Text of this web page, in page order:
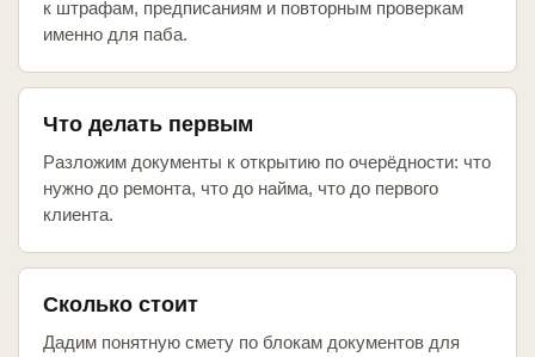
к штрафам, предписаниям и повторным проверкам
именно для паба.
Что делать первым
Разложим документы к открытию по очерёдности: что
нужно до ремонта, что до найма, что до первого
клиента.
Сколько стоит
Дадим понятную смету по блокам документов для